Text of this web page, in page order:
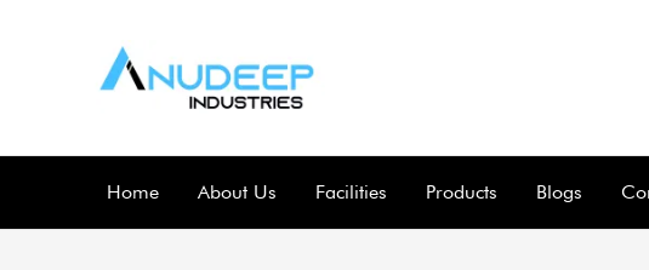
Home About Us Facilities Products Blogs